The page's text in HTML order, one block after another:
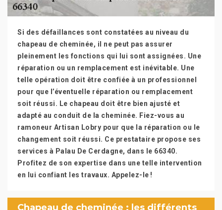
Si des défaillances sont constatées au niveau du
chapeau de cheminée, il ne peut pas assurer
pleinement les fonctions qui lui sont assignées. Une
réparation ou un remplacement est inévitable. Une
telle opération doit être confiée à un professionnel
pour que l’éventuelle réparation ou remplacement
soit réussi. Le chapeau doit être bien ajusté et
adapté au conduit de la cheminée. Fiez-vous au
ramoneur Artisan Lobry pour que la réparation ou le
changement soit réussi. Ce prestataire propose ses
services à Palau De Cerdagne, dans le 66340.
Profitez de son expertise dans une telle intervention
en lui confiant les travaux. Appelez-le !
Chapeau de cheminée : les différents